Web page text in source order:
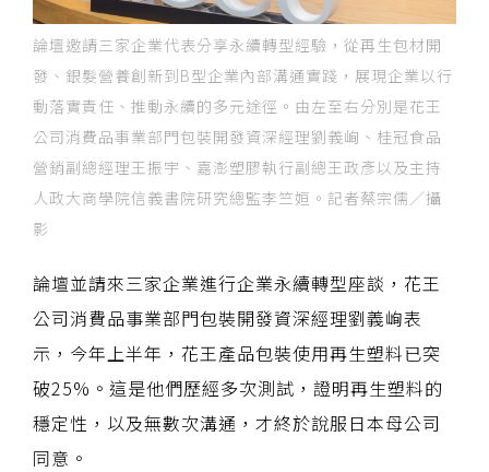
論壇邀請三家企業代表分享永續轉型經驗，從再生包材開
發、銀髮營養創新到B型企業內部溝通實踐，展現企業以行
動落實責任、推動永續的多元途徑。由左至右分別是花王
公司消費品事業部門包裝開發資深經理劉義峋、桂冠食品
營銷副總經理王振宇、嘉澎塑膠執行副總王政彥以及主持
人政大商學院信義書院研究總監李竺姮。記者蔡宗儒／攝
影
論壇並請來三家企業進行企業永續轉型座談，花王
公司消費品事業部門包裝開發資深經理劉義峋表
示，今年上半年，花王產品包裝使用再生塑料已突
破25%。這是他們歷經多次測試，證明再生塑料的
穩定性，以及無數次溝通，才終於說服日本母公司
同意。